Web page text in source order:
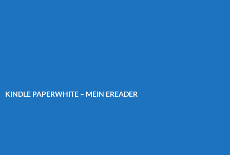
KINDLE PAPERWHITE – MEIN EREADER